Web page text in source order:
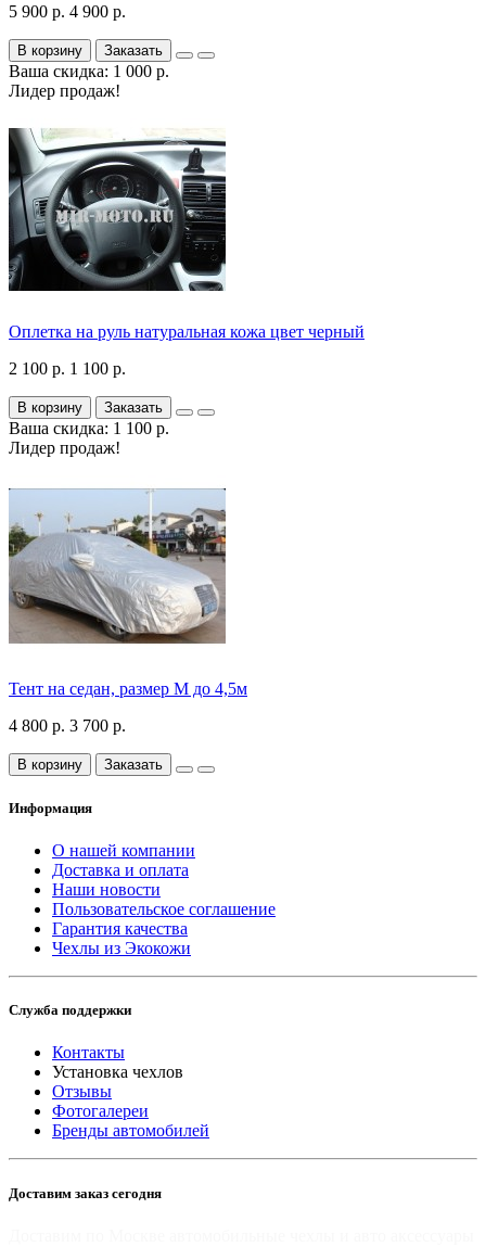
5 900 р. 4 900 р.
В корзину Заказать
Ваша скидка: 1 000 р.
Лидер продаж!
Оплетка на руль натуральная кожа цвет черный
2 100 р. 1 100 р.
В корзину Заказать
Ваша скидка: 1 100 р.
Лидер продаж!
Тент на седан, размер М до 4,5м
4 800 р. 3 700 р.
В корзину Заказать
Информация
О нашей компании
Доставка и оплата
Наши новости
Пользовательское соглашение
Гарантия качества
Чехлы из Экокожи
Служба поддержки
Контакты
Установка чехлов
Отзывы
Фотогалереи
Бренды автомобилей
Доставим заказ сегодня